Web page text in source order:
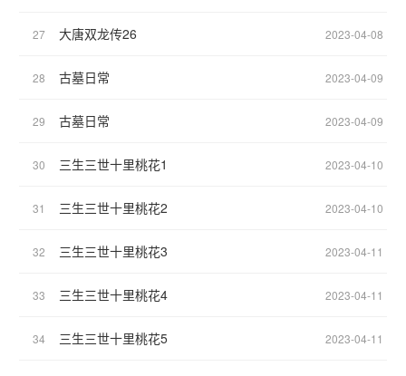
27 大唐双龙传26 2023-04-08
28 古墓日常 2023-04-09
29 古墓日常 2023-04-09
30 三生三世十里桃花1 2023-04-10
31 三生三世十里桃花2 2023-04-10
32 三生三世十里桃花3 2023-04-11
33 三生三世十里桃花4 2023-04-11
34 三生三世十里桃花5 2023-04-11